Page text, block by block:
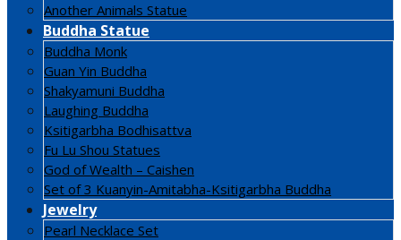
Another Animals Statue
Buddha Statue
Buddha Monk
Guan Yin Buddha
Shakyamuni Buddha
Laughing Buddha
Ksitigarbha Bodhisattva
Fu Lu Shou Statues
God of Wealth – Caishen
Set of 3 Kuanyin-Amitabha-Ksitigarbha Buddha
Jewelry
Pearl Necklace Set